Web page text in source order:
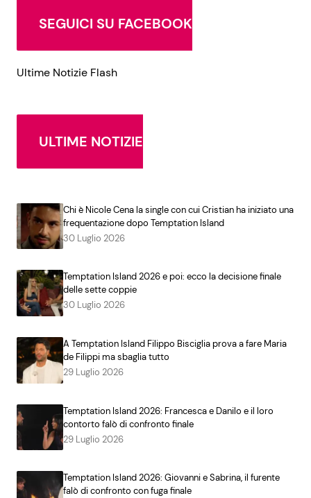
SEGUICI SU FACEBOOK
Ultime Notizie Flash
ULTIME NOTIZIE
Chi è Nicole Cena la single con cui Cristian ha iniziato una
frequentazione dopo Temptation Island
30 Luglio 2026
Temptation Island 2026 e poi: ecco la decisione finale
delle sette coppie
30 Luglio 2026
A Temptation Island Filippo Bisciglia prova a fare Maria
de Filippi ma sbaglia tutto
29 Luglio 2026
Temptation Island 2026: Francesca e Danilo e il loro
contorto falò di confronto finale
29 Luglio 2026
Temptation Island 2026: Giovanni e Sabrina, il furente
falò di confronto con fuga finale